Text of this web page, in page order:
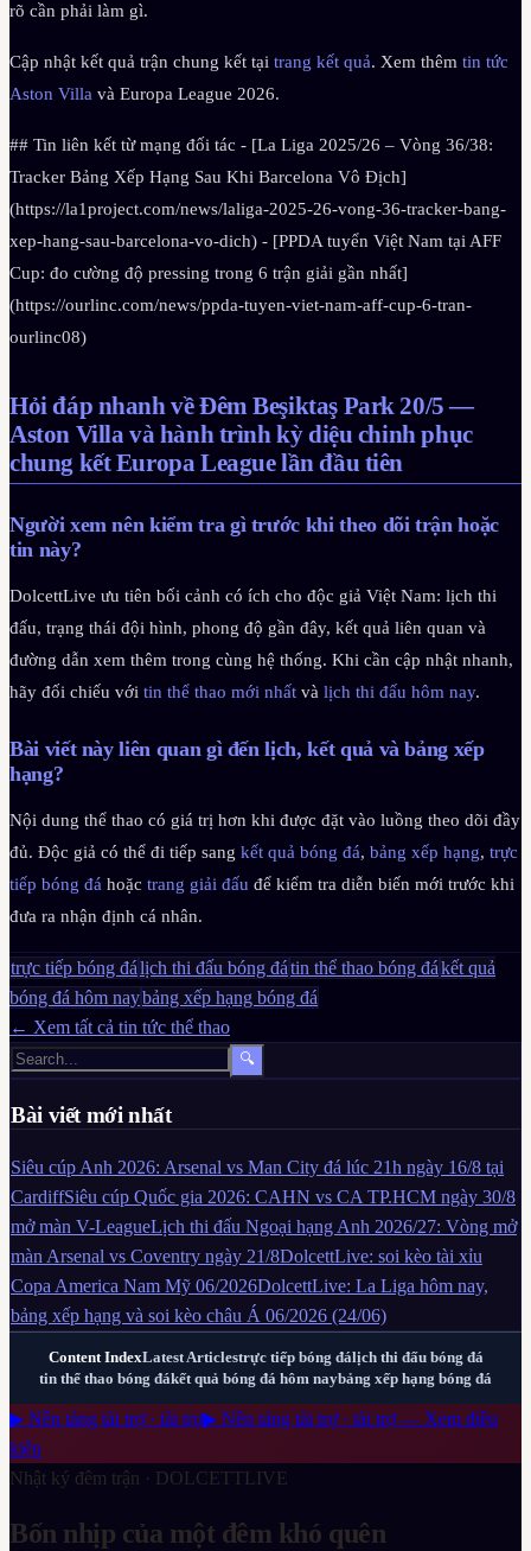
rõ cần phải làm gì.
Cập nhật kết quả trận chung kết tại trang kết quả. Xem thêm tin tức
Aston Villa và Europa League 2026.
## Tin liên kết từ mạng đối tác - [La Liga 2025/26 – Vòng 36/38:
Tracker Bảng Xếp Hạng Sau Khi Barcelona Vô Địch]
(https://la1project.com/news/laliga-2025-26-vong-36-tracker-bang-
xep-hang-sau-barcelona-vo-dich) - [PPDA tuyển Việt Nam tại AFF
Cup: đo cường độ pressing trong 6 trận giải gần nhất]
(https://ourlinc.com/news/ppda-tuyen-viet-nam-aff-cup-6-tran-
ourlinc08)
Hỏi đáp nhanh về Đêm Beşiktaş Park 20/5 —
Aston Villa và hành trình kỳ diệu chinh phục
chung kết Europa League lần đầu tiên
Người xem nên kiểm tra gì trước khi theo dõi trận hoặc
tin này?
DolcettLive ưu tiên bối cảnh có ích cho độc giả Việt Nam: lịch thi
đấu, trạng thái đội hình, phong độ gần đây, kết quả liên quan và
đường dẫn xem thêm trong cùng hệ thống. Khi cần cập nhật nhanh,
hãy đối chiếu với tin thể thao mới nhất và lịch thi đấu hôm nay.
Bài viết này liên quan gì đến lịch, kết quả và bảng xếp
hạng?
Nội dung thể thao có giá trị hơn khi được đặt vào luồng theo dõi đầy
đủ. Độc giả có thể đi tiếp sang kết quả bóng đá, bảng xếp hạng, trực
tiếp bóng đá hoặc trang giải đấu để kiểm tra diễn biến mới trước khi
đưa ra nhận định cá nhân.
trực tiếp bóng đálịch thi đấu bóng đátin thể thao bóng đákết quả
bóng đá hôm naybảng xếp hạng bóng đá
← Xem tất cả tin tức thể thao
🔍
Bài viết mới nhất
Siêu cúp Anh 2026: Arsenal vs Man City đá lúc 21h ngày 16/8 tại
CardiffSiêu cúp Quốc gia 2026: CAHN vs CA TP.HCM ngày 30/8
mở màn V-LeagueLịch thi đấu Ngoại hạng Anh 2026/27: Vòng mở
màn Arsenal vs Coventry ngày 21/8DolcettLive: soi kèo tài xỉu
Copa America Nam Mỹ 06/2026DolcettLive: La Liga hôm nay,
bảng xếp hạng và soi kèo châu Á 06/2026 (24/06)
Content IndexLatest Articlestrực tiếp bóng đálịch thi đấu bóng đá
tin thể thao bóng đákết quả bóng đá hôm naybảng xếp hạng bóng đá
▶ Nền tảng tài trợ · tài trợ▶ Nền tảng tài trợ · tài trợ — Xem điều
kiện
Nhật ký đêm trận · DOLCETTLIVE
Bốn nhịp của một đêm khó quên